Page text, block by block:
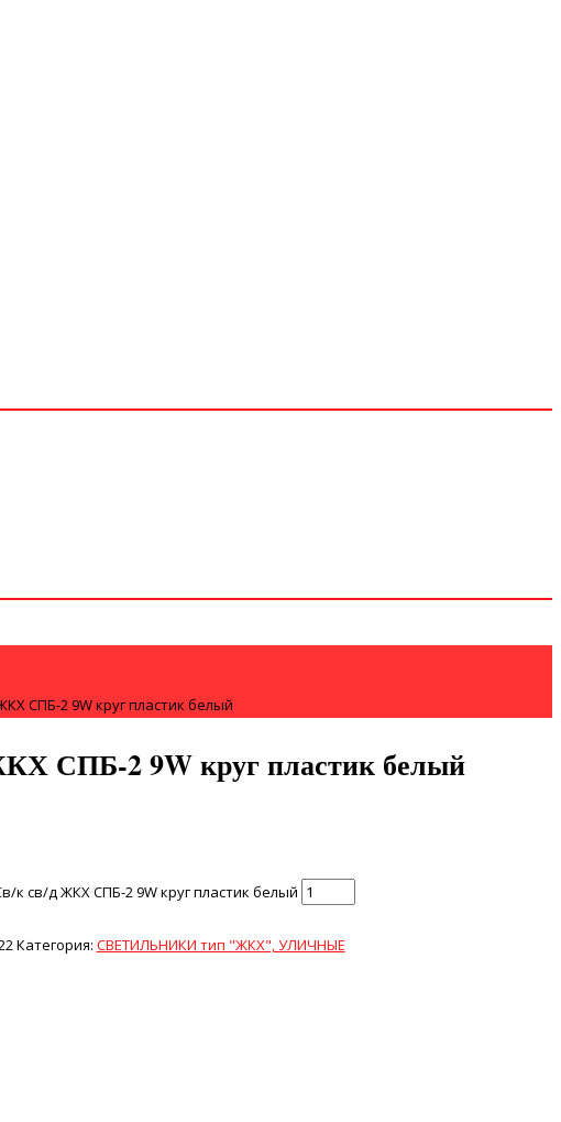
СПБ-2 9W круг пластик белый
СПБ-2 9W круг пластик белый
к св/д ЖКХ СПБ-2 9W круг пластик белый
Категория: СВЕТИЛЬНИКИ тип "ЖКХ", УЛИЧНЫЕ